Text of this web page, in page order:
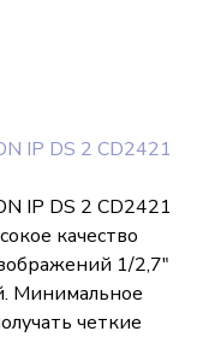
IP DS 2 CD2421
IP DS 2 CD2421
качество
1/2,7"
Минимальное
четкие